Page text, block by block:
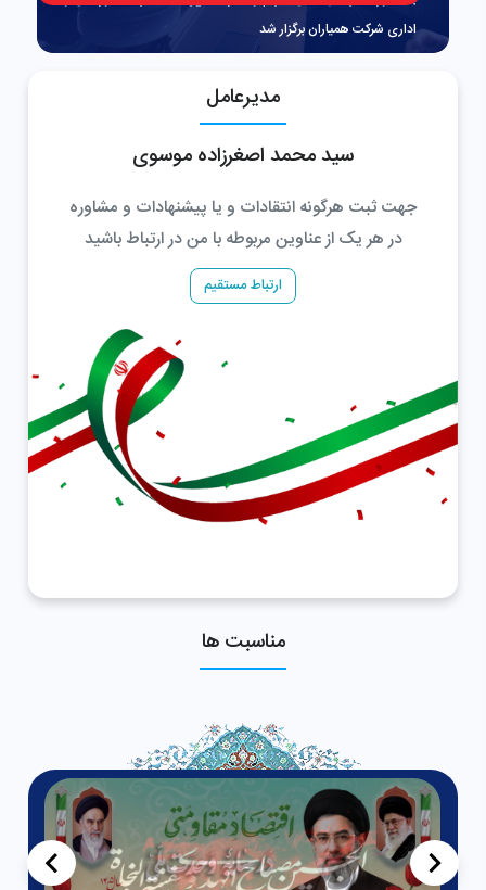
مدیرعامل
سید محمد اصغرزاده موسوی
جهت ثبت هرگونه انتقادات و یا پیشنهادات و مشاوره
در هر یک از عناوین مربوطه با من در ارتباط باشید
ارتباط مستقیم
اداری شرکت همیاران برگزار شد
مناسبت ها
<
>